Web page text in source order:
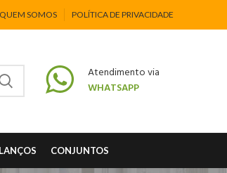
QUEM SOMOS POLÍTICA DE PRIVACIDADE
Atendimento via
WHATSAPP
CONJUNTOS